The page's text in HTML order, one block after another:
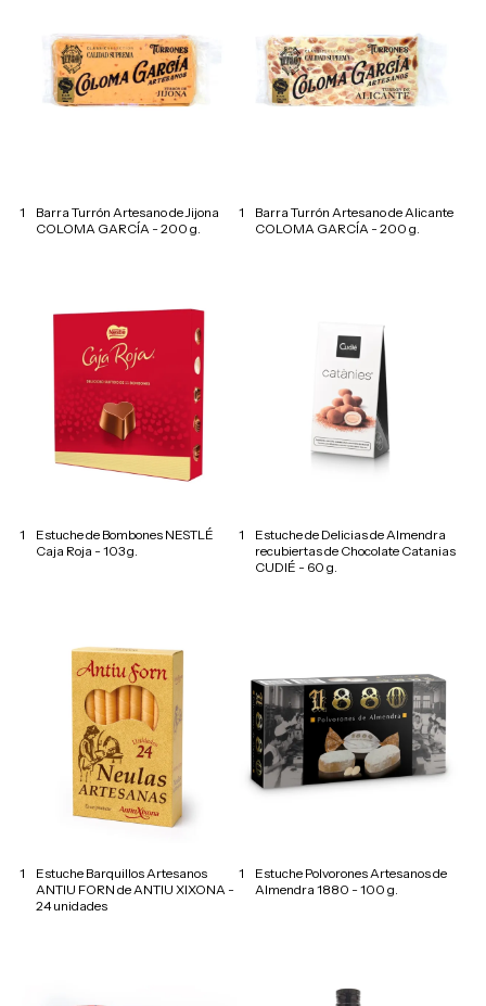
1
Barra Turrón Artesano de Jijona
COLOMA GARCÍA - 200 g.
1
Barra Turrón Artesano de Alicante
COLOMA GARCÍA - 200 g.
1
Estuche de Bombones NESTLÉ
Caja Roja - 103 g.
1
Estuche de Delicias de Almendra
recubiertas de Chocolate Catanias
CUDIÉ - 60 g.
1
Estuche Barquillos Artesanos
ANTIU FORN de ANTIU XIXONA -
24 unidades
1
Estuche Polvorones Artesanos de
Almendra 1880 - 100 g.